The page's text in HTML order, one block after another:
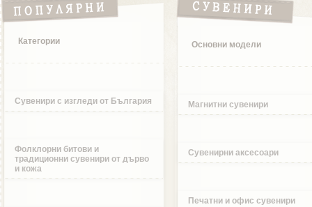
Категории
Сувенири с изгледи от България
Фолклорни битови и
традиционни сувенири от дърво
и кожа
Основни модели
Магнитни сувенири
Сувенирни аксесоари
Печатни и офис сувенири